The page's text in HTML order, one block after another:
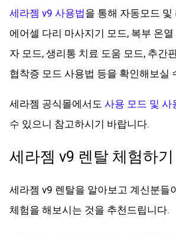
세라젬 v9 사용법을 통해 자동모드
에어셀 다리 마사지기 모드, 복부 온열
자 모드, 생리통 치료 도움 모드, 추간
협착증 모드 사용법 등을 확인해보실
세라젬 공식몰에서도 사용 모드 및 사
수 있으니 참고하시기 바랍니다.
세라젬 v9 렌탈 체험하기
세라젬 v9 렌탈을 알아보고 계신분들
체험을 해보시는 것을 추천드립니다.